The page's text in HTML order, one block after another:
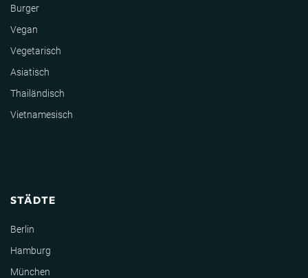
Burger
Vegan
Vegetarisch
Asiatisch
Thailändisch
Vietnamesisch
STÄDTE
Berlin
Hamburg
München